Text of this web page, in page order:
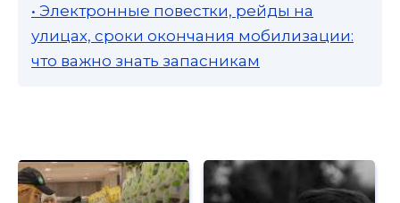
• Электронные повестки, рейды на
улицах, сроки окончания мобилизации:
что важно знать запасникам